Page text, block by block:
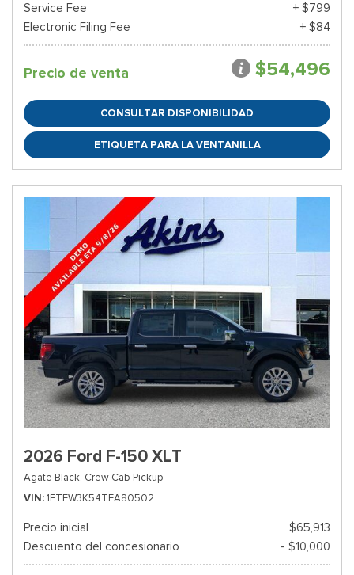
Service Fee
+ $799
Electronic Filing Fee
+ $84
Precio de venta $54,496
CONSULTAR DISPONIBILIDAD
ETIQUETA PARA LA VENTANILLA
2026 Ford F-150 XLT
Agate Black, Crew Cab Pickup
VIN 1FTEW3K54TFA80502
Precio inicial
$65,913
Descuento del concesionario
- $10,000